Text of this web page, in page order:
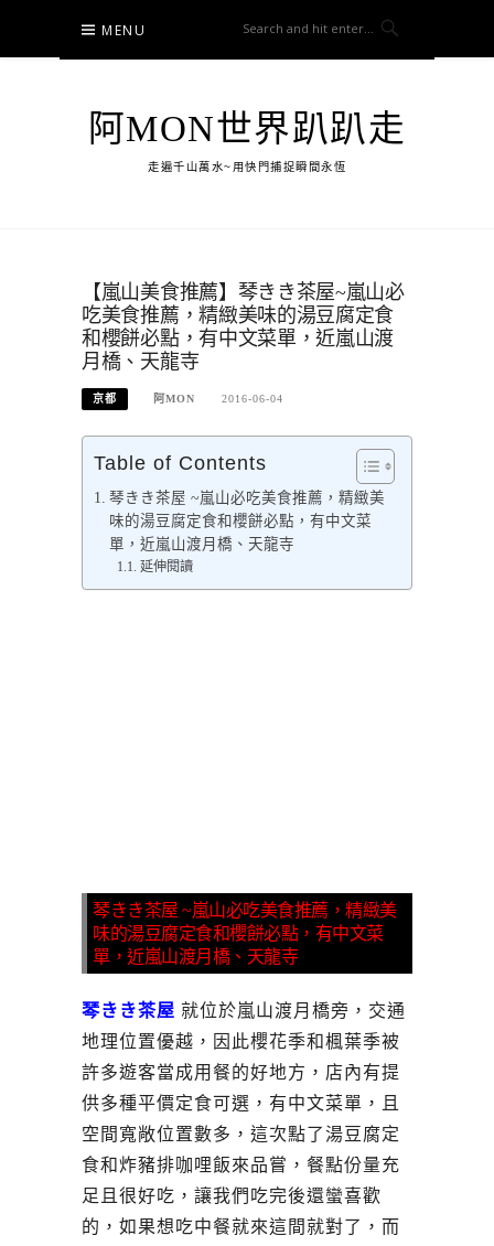
content
MENU
阿MON世界趴趴走
走遍千山萬水~用快門捕捉瞬間永恆
【嵐山美食推薦】琴きき茶屋~嵐山必
吃美食推薦，精緻美味的湯豆腐定食
和櫻餅必點，有中文菜單，近嵐山渡
月橋、天龍寺
京都 阿MON 2016-06-04
Table of Contents
琴きき茶屋 ~嵐山必吃美食推薦，精緻美
味的湯豆腐定食和櫻餅必點，有中文菜
單，近嵐山渡月橋、天龍寺
延伸閱讀
琴きき茶屋 ~嵐山必吃美食推薦，精緻美
味的湯豆腐定食和櫻餅必點，有中文菜
單，近嵐山渡月橋、天龍寺
琴きき茶屋 就位於嵐山渡月橋旁，交通
地理位置優越，因此櫻花季和楓葉季被
許多遊客當成用餐的好地方，店內有提
供多種平價定食可選，有中文菜單，且
空間寬敞位置數多，這次點了湯豆腐定
食和炸豬排咖哩飯來品嘗，餐點份量充
足且很好吃，讓我們吃完後還蠻喜歡
的，如果想吃中餐就來這間就對了，而